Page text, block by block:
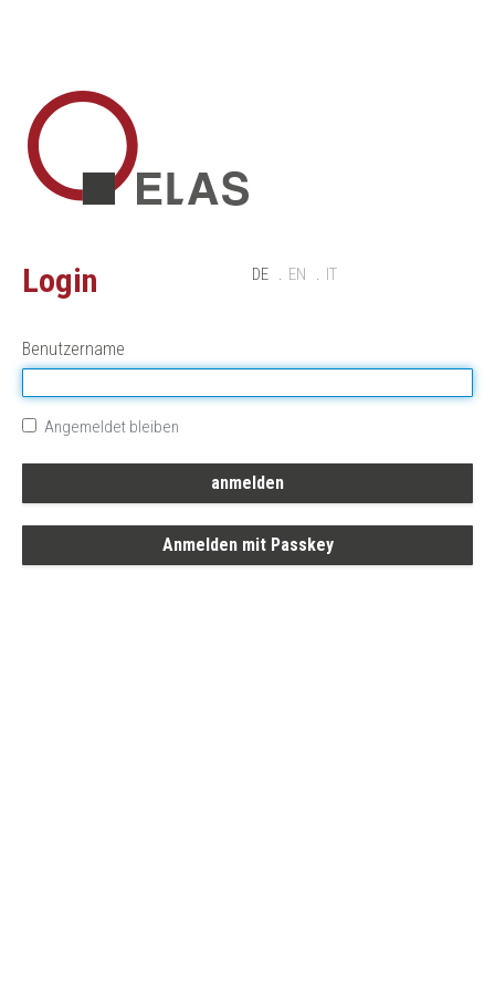
DE EN IT
Login
Benutzername
Angemeldet bleiben
Anmelden mit Passkey